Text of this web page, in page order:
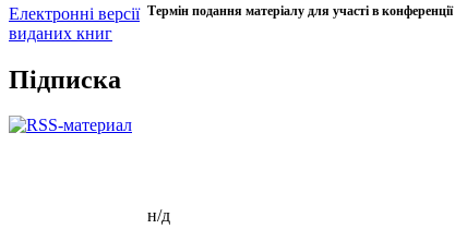
Електронні версії
виданих книг
Підписка
Термін подання матеріалу для участі в конференції
н/д